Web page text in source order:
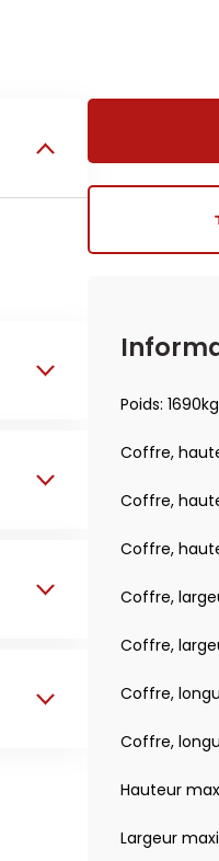
Poids: 1690kg
Coffre,
Coffre,
Coffre,
Coffre,
Coffre,
Coffre,
Coffre,
Hauteur
Largeur